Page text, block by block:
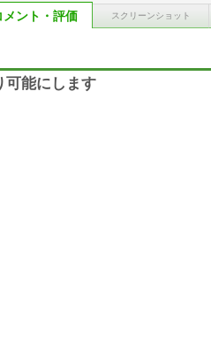
メント・評価 スクリーンショット
可能にします